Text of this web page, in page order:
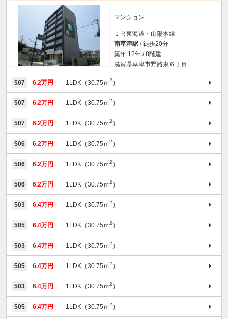
マンション
ＪＲ東海道・山陽本線
南草津駅 / 徒歩20分
築年 12年 / 8階建
滋賀県草津市野路東６丁目
507 6.2万円 1LDK（30.75ｍ2 ）
507 6.2万円 1LDK（30.75ｍ2 ）
507 6.2万円 1LDK（30.75ｍ2 ）
506 6.2万円 1LDK（30.75ｍ2 ）
506 6.2万円 1LDK（30.75ｍ2 ）
506 6.2万円 1LDK（30.75ｍ2 ）
503 6.4万円 1LDK（30.75ｍ2 ）
505 6.4万円 1LDK（30.75ｍ2 ）
503 6.4万円 1LDK（30.75ｍ2 ）
505 6.4万円 1LDK（30.75ｍ2 ）
503 6.4万円 1LDK（30.75ｍ2 ）
505 6.4万円 1LDK（30.75ｍ2 ）